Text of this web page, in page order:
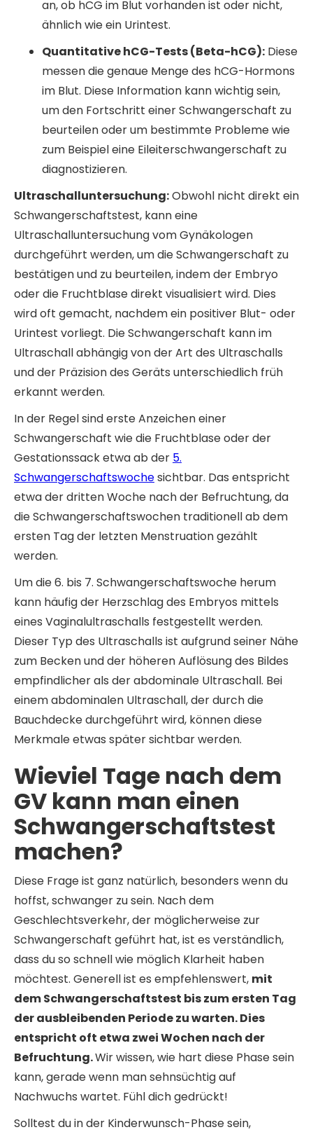
an, ob hCG im Blut vorhanden ist oder nicht,
ähnlich wie ein Urintest.
Quantitative hCG-Tests (Beta-hCG): Diese
messen die genaue Menge des hCG-Hormons
im Blut. Diese Information kann wichtig sein,
um den Fortschritt einer Schwangerschaft zu
beurteilen oder um bestimmte Probleme wie
zum Beispiel eine Eileiterschwangerschaft zu
diagnostizieren.
Ultraschalluntersuchung:Obwohl nicht direkt ein
Schwangerschaftstest, kann eine
Ultraschalluntersuchung vom Gynäkologen
durchgeführt werden, um die Schwangerschaft zu
bestätigen und zu beurteilen, indem der Embryo
oder die Fruchtblase direkt visualisiert wird. Dies
wird oft gemacht, nachdem ein positiver Blut- oder
Urintest vorliegt. Die Schwangerschaft kann im
Ultraschall abhängig von der Art des Ultraschalls
und der Präzision des Geräts unterschiedlich früh
erkannt werden.
In der Regel sind erste Anzeichen einer
Schwangerschaft wie die Fruchtblase oder der
Gestationssack etwa ab der 5.
Schwangerschaftswochesichtbar. Das entspricht
etwa der dritten Woche nach der Befruchtung, da
die Schwangerschaftswochen traditionell ab dem
ersten Tag der letzten Menstruation gezählt
werden.
Um die 6. bis 7. Schwangerschaftswoche herum
kann häufig der Herzschlag des Embryos mittels
eines Vaginalultraschalls festgestellt werden.
Dieser Typ des Ultraschalls ist aufgrund seiner Nähe
zum Becken und der höheren Auflösung des Bildes
empfindlicher als der abdominale Ultraschall. Bei
einem abdominalen Ultraschall, der durch die
Bauchdecke durchgeführt wird, können diese
Merkmale etwas später sichtbar werden.
Wieviel Tage nach dem
GV kann man einen
Schwangerschaftstest
machen?
Diese Frage ist ganz natürlich, besonders wenn du
hoffst, schwanger zu sein. Nach dem
Geschlechtsverkehr, der möglicherweise zur
Schwangerschaft geführt hat, ist es verständlich,
dass du so schnell wie möglich Klarheit haben
möchtest. Generell ist es empfehlenswert, mit
dem Schwangerschaftstest bis zum ersten Tag
der ausbleibenden Periode zu warten. Dies
entspricht oft etwa zwei Wochen nach der
Befruchtung.Wir wissen, wie hart diese Phase sein
kann, gerade wenn man sehnsüchtig auf
Nachwuchs wartet. Fühl dich gedrückt!
Solltest du in der Kinderwunsch-Phase sein,